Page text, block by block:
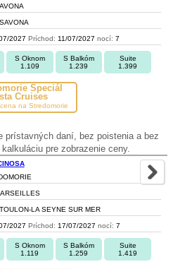
SAVONA
2027 Príchod: 11/07/2027 nocí: 7
S Oknom
1.109
S Balkóm
1.239
Suite
1.399
Špeciál
Cruises
na Stredomorie
prístavných daní, bez poistenia a bez
pre zobrazenie ceny.
TOULON-LA SEYNE SUR MER
2027 Príchod: 17/07/2027 nocí: 7
S Oknom
1.119
S Balkóm
1.259
Suite
1.419